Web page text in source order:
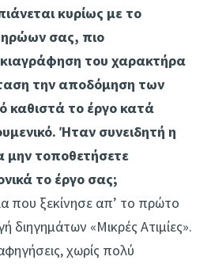
κυρίως με το
σας, πιο
του χαρακτήρα
την αποδόμηση των
καθιστά το έργο κατά
Ήταν συνειδητή η
τοποθετήσετε
το έργο σας;
που ξεκίνησε απ’ το πρώτο
διηγημάτων «Μικρές Ατιμίες».
χωρίς πολύ